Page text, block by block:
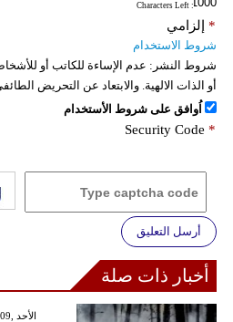
: Characters Left
إلزامي *
شروط الاستخدام
شروط النشر: عدم الإساءة للكاتب أو
أو الذات الالهية. والابتعاد عن التحريض
اُوافق على شروط الأستخدام
Security Code *
أرسل التعليق
أخبار ذات صلة
GMT 14:21 2026 الأحد ,09 آب / أغسطس